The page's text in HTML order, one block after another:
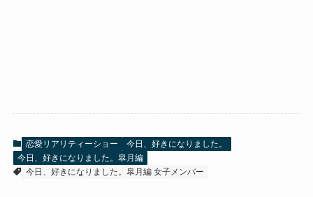
恋愛リアリティーショー
今日、好きになりました。
今日、好きになりました。皐月編
今日、好きになりました。皐月編 女子メンバー